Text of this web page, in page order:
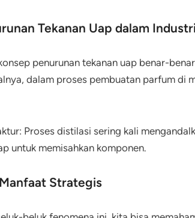
Tekanan Uap dalam Industri
penurunan tekanan uap benar-
dalam proses pembuatan parfum di
Proses distilasi sering kali
untuk memisahkan komponen.
Strategis